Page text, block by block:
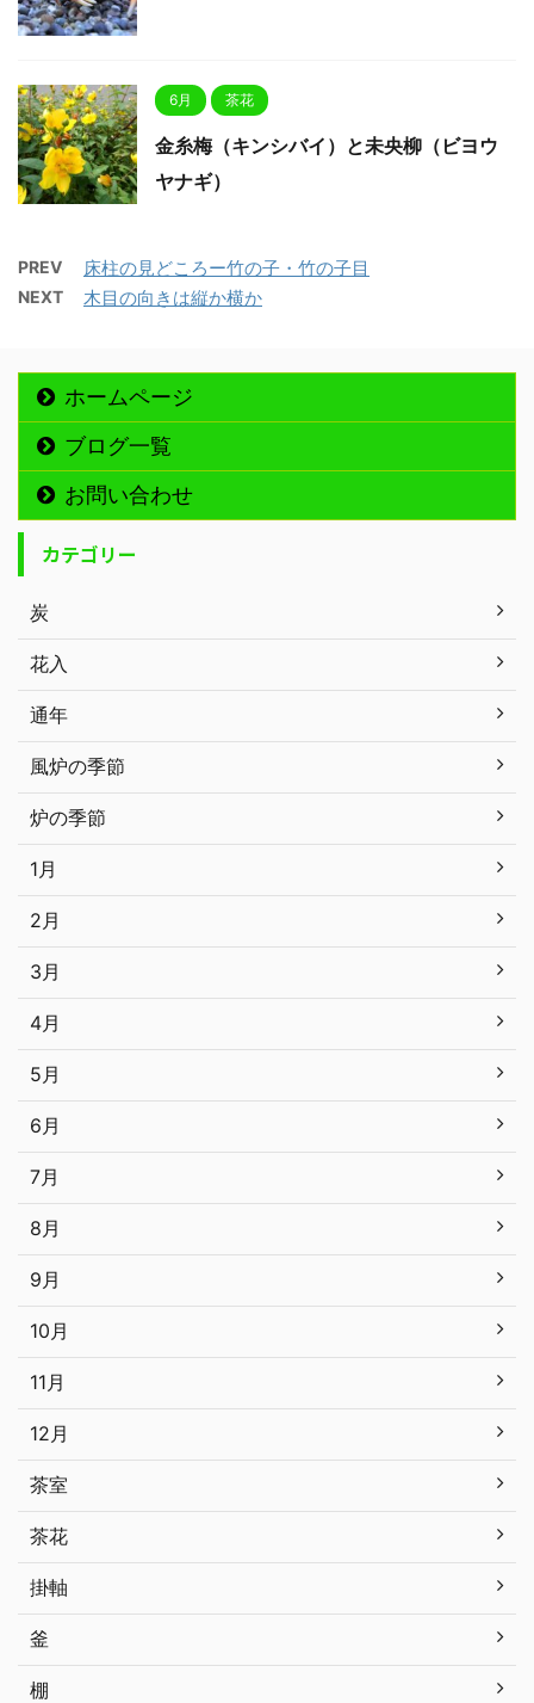
6月 茶花
金糸梅（キンシバイ）と未央柳（ビヨウ
ヤナギ）
PREV 床柱の見どころー竹の子・竹の子目
NEXT 木目の向きは縦か横か
ホームページ
ブログ一覧
お問い合わせ
カテゴリー
炭
花入
通年
風炉の季節
炉の季節
1月
2月
3月
4月
5月
6月
7月
8月
9月
10月
11月
12月
茶室
茶花
掛軸
釜
棚